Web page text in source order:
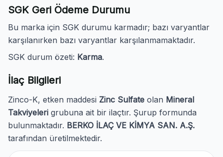
SGK Geri Ödeme Durumu
Bu marka için SGK durumu karmadır; bazı varyantlar
karşılanırken bazı varyantlar karşılanmamaktadır.
SGK durum özeti: Karma.
İlaç Bilgileri
Zinco-K, etken maddesi Zinc Sulfate olan Mineral
Takviyeleri grubuna ait bir ilaçtır. Şurup formunda
bulunmaktadır. BERKO İLAÇ VE KİMYA SAN. A.Ş.
tarafından üretilmektedir.